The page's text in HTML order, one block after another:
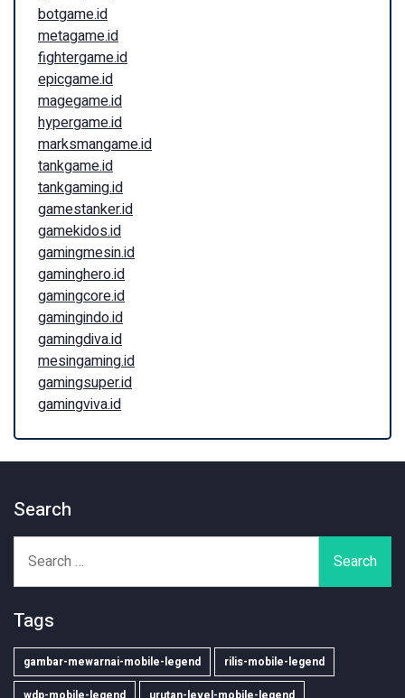
botgame.id
metagame.id
fightergame.id
epicgame.id
magegame.id
hypergame.id
marksmangame.id
tankgame.id
tankgaming.id
gamestanker.id
gamekidos.id
gamingmesin.id
gaminghero.id
gamingcore.id
gamingindo.id
gamingdiva.id
mesingaming.id
gamingsuper.id
gamingviva.id
Search
for:
Tags
gambar-mewarnai-mobile-legend rilis-mobile-legend